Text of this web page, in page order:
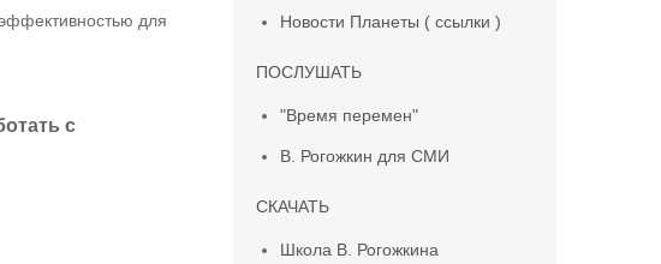
для
с
Новости Планеты ( ссылки )
ПОСЛУШАТЬ
"Время перемен"
В. Рогожкин для СМИ
СКАЧАТЬ
Школа В. Рогожкина